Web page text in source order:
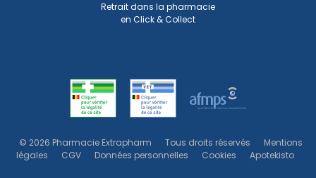
Retrait dans la pharmacie
en Click & Collect
© 2026 Pharmacie Extrapharm Tous droits réservés
Mentions
légales
CGV Données personnelles Cookies Apotekisto